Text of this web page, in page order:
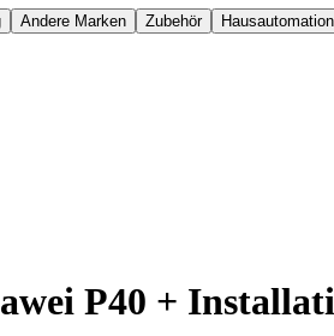
Andere Marken Zubehör Hausautomation
P40 +